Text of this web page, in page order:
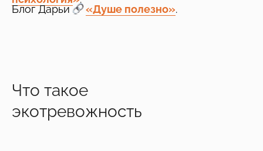
Блог Дарьи___«Душе полезно».
Что такое
экотревожность